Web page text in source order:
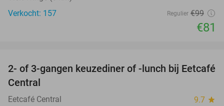
Verkocht: 157
Regulier €99
€81
28%
2- of 3-gangen keuzediner of -lunch bij Eetcafé
Central
Eetcafé Central 9.7 star